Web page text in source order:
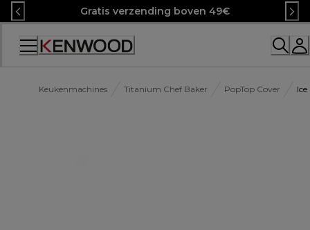
Skip
to
Content
Gratis verzending boven 49€
Keukenmachines Titanium Chef Baker PopTop Cover